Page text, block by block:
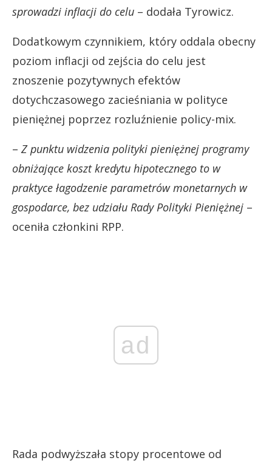
sprowadzi inflacji do celu – dodała Tyrowicz.
Dodatkowym czynnikiem, który oddala obecny
poziom inflacji od zejścia do celu jest
znoszenie pozytywnych efektów
dotychczasowego zacieśniania w polityce
pieniężnej poprzez rozluźnienie policy-mix.
– Z punktu widzenia polityki pieniężnej programy
obniżające koszt kredytu hipotecznego to w
praktyce łagodzenie parametrów monetarnych w
gospodarce, bez udziału Rady Polityki Pieniężnej –
oceniła członkini RPP.
ad
Rada podwyższała stopy procentowe od